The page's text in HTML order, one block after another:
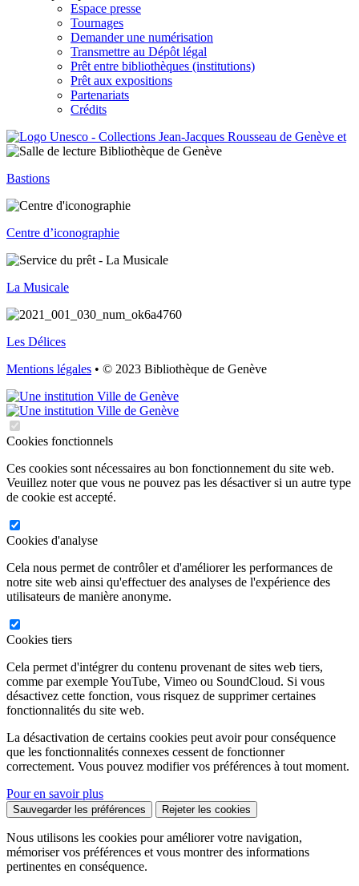
Espace presse
Tournages
Demander une numérisation
Transmettre au Dépôt légal
Prêt entre bibliothèques (institutions)
Prêt aux expositions
Partenariats
Crédits
Bastions
Centre d’iconographie
La Musicale
Les Délices
Mentions légales • © 2023 Bibliothèque de Genève
Cookies fonctionnels
Ces cookies sont nécessaires au bon fonctionnement du site web.
Veuillez noter que vous ne pouvez pas les désactiver si un autre type
de cookie est accepté.
Cookies d'analyse
Cela nous permet de contrôler et d'améliorer les performances de
notre site web ainsi qu'effectuer des analyses de l'expérience des
utilisateurs de manière anonyme.
Cookies tiers
Cela permet d'intégrer du contenu provenant de sites web tiers,
comme par exemple YouTube, Vimeo ou SoundCloud. Si vous
désactivez cette fonction, vous risquez de supprimer certaines
fonctionnalités du site web.
La désactivation de certains cookies peut avoir pour conséquence
que les fonctionnalités connexes cessent de fonctionner
correctement. Vous pouvez modifier vos préférences à tout moment.
Pour en savoir plus
Sauvegarder les préférences Rejeter les cookies
Nous utilisons les cookies pour améliorer votre navigation,
mémoriser vos préférences et vous montrer des informations
pertinentes en conséquence.